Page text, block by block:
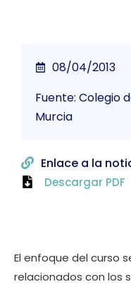
El enfoque del curso
relacionados con los
08/04/2013
Fuente: Colegio
Murcia
Enlace a la
Descargar PDF